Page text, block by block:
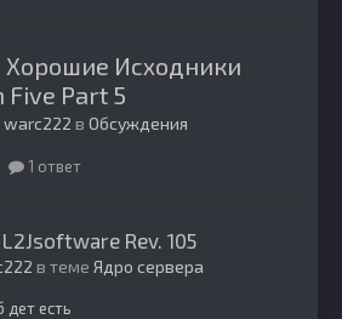
Хорошие Исходники
Five Part 5
warc222 в Обсуждения
1 ответ
Rev. 105
в теме Ядро сервера
дет есть